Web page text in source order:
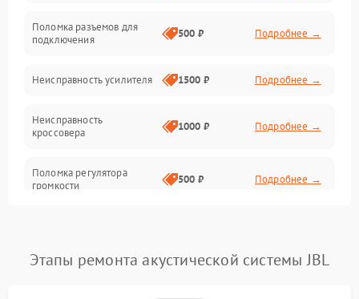
Поломка разъемов для
подключения
500 ₽ Подробнее →
Неисправность усилителя 1500 ₽ Подробнее →
Неисправность
кроссовера
1000 ₽ Подробнее →
Поломка регулятора
громкости
500 ₽ Подробнее →
Этапы ремонта акустической системы JBL